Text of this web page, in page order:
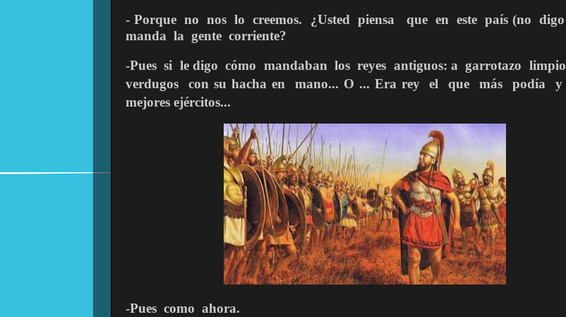
- Porque no nos lo creemos. ¿Usted piensa que en este país (no digo
manda la gente corriente?
-Pues si le digo cómo mandaban los reyes antiguos: a garrotazo limpio
verdugos
con su hacha en mano... O ... Era rey el que más podía y
mejores ejércitos...
-Pues como ahora.